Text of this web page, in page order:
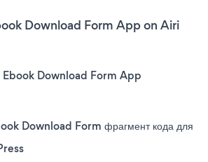
Download Form App on Airi
Download Form App
Download Form фрагмент кода для